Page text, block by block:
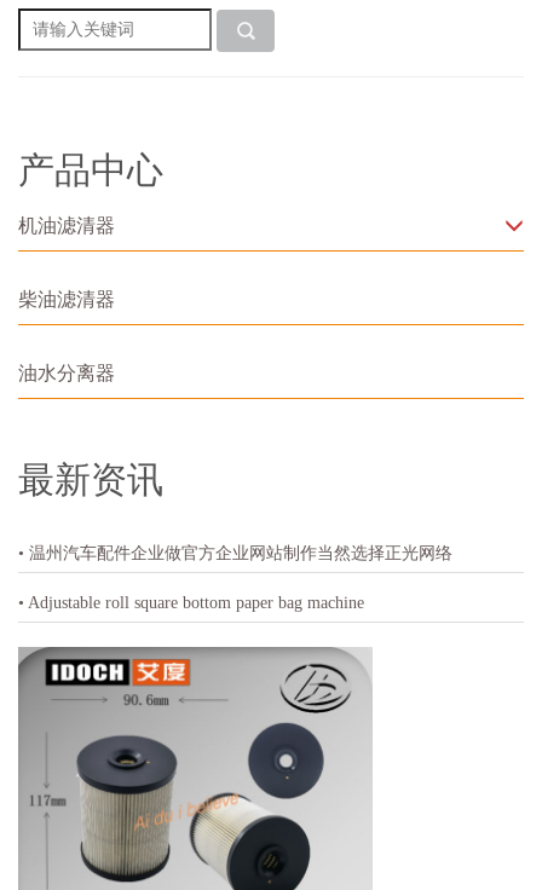
产品中心
机油滤清器
柴油滤清器
油水分离器
最新资讯
• 温州汽车配件企业做官方企业网站制作当然选择正光网络
• Adjustable roll square bottom paper bag machine